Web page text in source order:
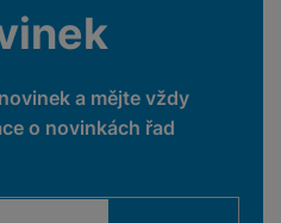
a mějte vždy
o novinkách řad